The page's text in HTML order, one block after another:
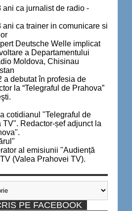
ani ca jurnalist de radio -
ani ca trainer in comunicare si
Deutsche Welle implicat
a Departamentului
Moldova, Chisinau
a debutat în profesia de
la “Telegraful de Prahova”
cotidianul "Telegraful de
TV". Redactor-șef adjunct la
al emisiunii "Audiență
(Valea Prahovei TV).
PE FACEBOOK